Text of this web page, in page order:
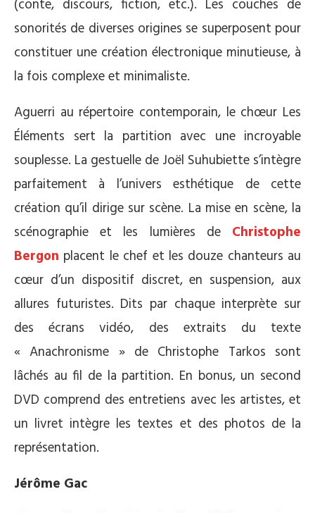
(conte, discours, fiction, etc.). Les couches de
sonorités de diverses origines se superposent pour
constituer une création électronique minutieuse, à
la fois complexe et minimaliste.
Aguerri au répertoire contemporain, le chœur Les
Éléments sert la partition avec une incroyable
souplesse. La gestuelle de Joël Suhubiette s’intègre
parfaitement à l’univers esthétique de cette
création qu’il dirige sur scène. La mise en scène, la
scénographie et les lumières de Christophe
Bergon placent le chef et les douze chanteurs au
cœur d’un dispositif discret, en suspension, aux
allures futuristes. Dits par chaque interprète sur
des écrans vidéo, des extraits du texte
« Anachronisme » de Christophe Tarkos sont
lâchés au fil de la partition. En bonus, un second
DVD comprend des entretiens avec les artistes, et
un livret intègre les textes et des photos de la
représentation.
Jérôme Gac